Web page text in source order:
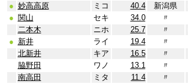
● 妙高高原 ミコ 40.4 新潟県
● 関山 セキ 34.0 〃
二本木
ニホ 25.7 〃
● 新井 ライ 19.4 〃
北新井
キア 16.5 〃
脇野田
ワノ 13.1 〃
南高田
ミタ 11.4 〃